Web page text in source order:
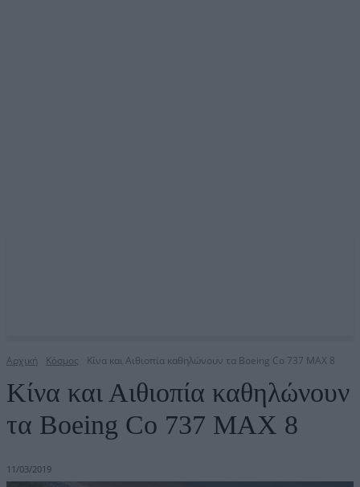
Αρχική Κόσμος Κίνα και Αιθιοπία καθηλώνουν τα Boeing Co 737 MAX 8
Κίνα και Αιθιοπία καθηλώνουν
τα Boeing Co 737 MAX 8
11/03/2019